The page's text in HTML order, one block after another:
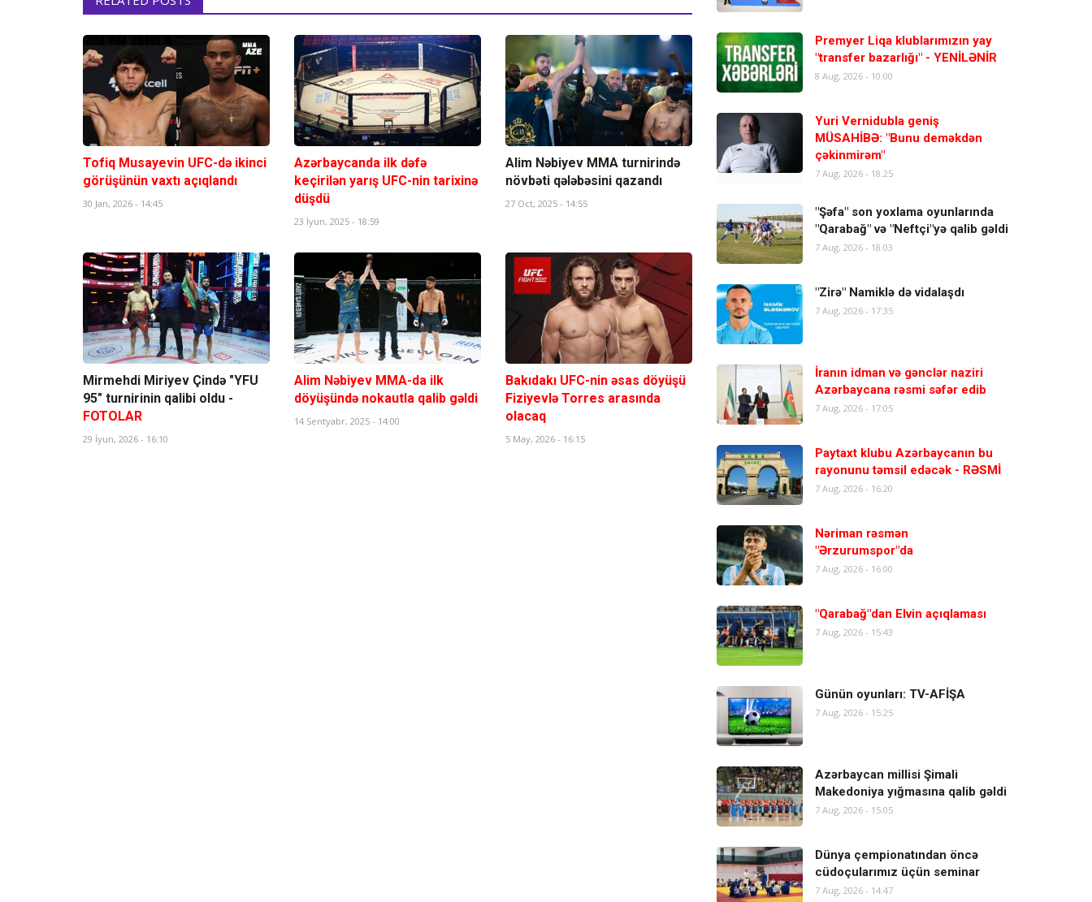
Tofiq Musayevin UFC-də ikinci
görüşünün vaxtı açıqlandı
30 Jan, 2026 - 14:45
Azərbaycanda ilk dəfə
keçirilən yarış UFC-nin tarixinə
düşdü
23 İyun, 2025 - 18:59
Alim Nəbiyev MMA turnirində
növbəti qələbəsini qazandı
27 Oct, 2025 - 14:55
Mirmehdi Miriyev Çində "YFU
95" turnirinin qalibi oldu -
FOTOLAR
29 İyun, 2026 - 16:10
Alim Nəbiyev MMA-da ilk
döyüşündə nokautla qalib gəldi
14 Sentyabr, 2025 - 14:00
Bakıdakı UFC-nin əsas döyüşü
Fiziyevlə Torres arasında
olacaq
5 May, 2026 - 16:15
Premyer Liqa klublarımızın yay
"transfer bazarlığı" - YENİLƏNİR
8 Aug, 2026 - 10:00
Yuri Vernidubla geniş
MÜSAHİBƏ: "Bunu deməkdən
çəkinmirəm"
7 Aug, 2026 - 18:25
"Şəfa" son yoxlama oyunlarında
"Qarabağ" və "Neftçi"yə qalib gəldi
7 Aug, 2026 - 18:03
"Zirə" Namiklə də vidalaşdı
7 Aug, 2026 - 17:35
İranın idman və gənclər naziri
Azərbaycana rəsmi səfər edib
7 Aug, 2026 - 17:05
Paytaxt klubu Azərbaycanın bu
rayonunu təmsil edəcək - RƏSMİ
7 Aug, 2026 - 16:20
Nəriman rəsmən
"Ərzurumspor"da
7 Aug, 2026 - 16:00
"Qarabağ"dan Elvin açıqlaması
7 Aug, 2026 - 15:43
Günün oyunları: TV-AFİŞA
7 Aug, 2026 - 15:25
Azərbaycan millisi Şimali
Makedoniya yığmasına qalib gəldi
7 Aug, 2026 - 15:05
Dünya çempionatından öncə
cüdoçularımız üçün seminar
7 Aug, 2026 - 14:47